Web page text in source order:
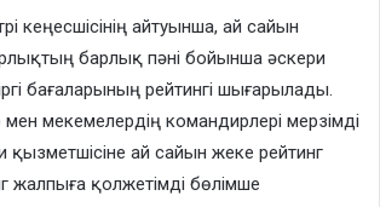
кеңесшісінің айтуынша, ай сайын
барлық пәні бойынша әскери
бағаларының рейтингі шығарылады.
мекемелердің командирлері мерзімді
қызметшісіне ай сайын жеке рейтинг
жалпыға қолжетімді бөлімше